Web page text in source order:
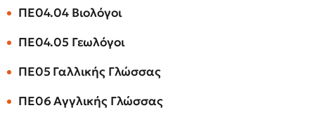
ΠΕ04.04 Βιολόγοι
ΠΕ04.05 Γεωλόγοι
ΠΕ05 Γαλλικής Γλώσσας
ΠΕ06 Αγγλικής Γλώσσας